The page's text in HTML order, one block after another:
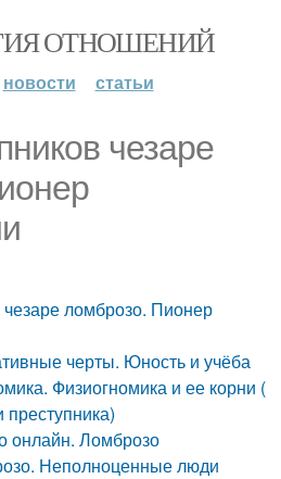
ОТНОШЕНИЙ
новости статьи
чезаре
ломброзо. Пионер
черты. Юность и учёба
Физиогномика и ее корни (
онлайн. Ломброзо
Неполноценные люди